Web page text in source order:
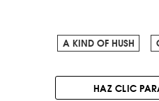
A KIND OF HUSH
HAZ CLIC